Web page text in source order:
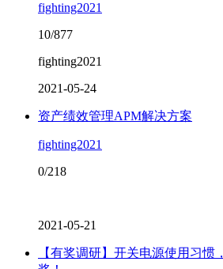
fighting2021
10/877
fighting2021
2021-05-24
资产绩效管理APM解决方案
fighting2021
0/218
2021-05-21
【有奖调研】开关电源使用习惯